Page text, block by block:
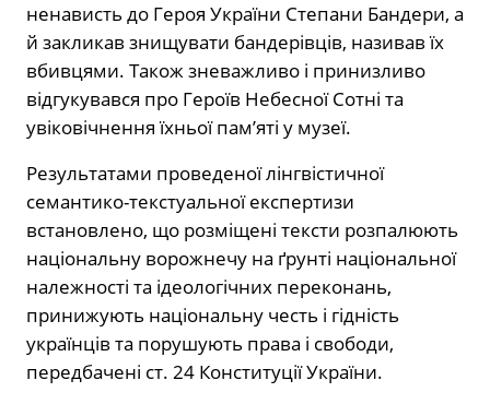
ненависть до Героя України Степани Бандери, а
й закликав знищувати бандерівців, називав їх
вбивцями. Також зневажливо і принизливо
відгукувався про Героїв Небесної Сотні та
увіковічнення їхньої пам’яті у музеї.
Результатами проведеної лінгвістичної
семантико-текстуальної експертизи
встановлено, що розміщені тексти розпалюють
національну ворожнечу на ґрунті національної
належності та ідеологічних переконань,
принижують національну честь і гідність
українців та порушують права і свободи,
передбачені ст. 24 Конституції України.